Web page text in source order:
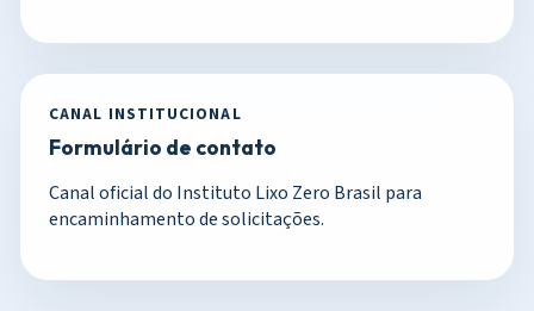
CANAL INSTITUCIONAL
Formulário de contato
Canal oficial do Instituto Lixo Zero Brasil para
encaminhamento de solicitações.